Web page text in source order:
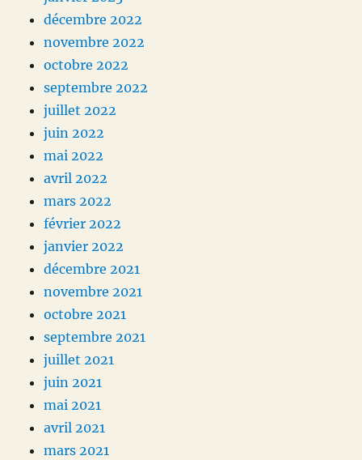
décembre 2022
novembre 2022
octobre 2022
septembre 2022
juillet 2022
juin 2022
mai 2022
avril 2022
mars 2022
février 2022
janvier 2022
décembre 2021
novembre 2021
octobre 2021
septembre 2021
juillet 2021
juin 2021
mai 2021
avril 2021
mars 2021